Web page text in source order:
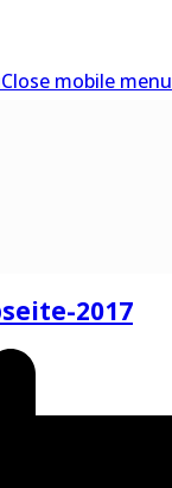
Close mobile menu
2017